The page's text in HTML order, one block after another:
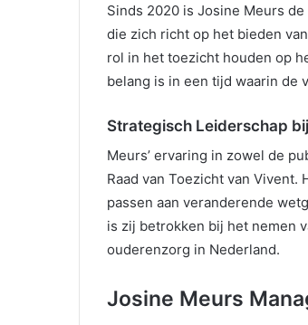
Sinds 2020 is Josine Meurs
die zich richt op het bieden
rol in het toezicht houden op
belang is in een tijd waarin de
Strategisch Leiderschap
Meurs’ ervaring in zowel de
Raad van Toezicht van
passen aan veranderende
is zij betrokken bij het nemen
ouderenzorg in Nederland.
Josine Meurs